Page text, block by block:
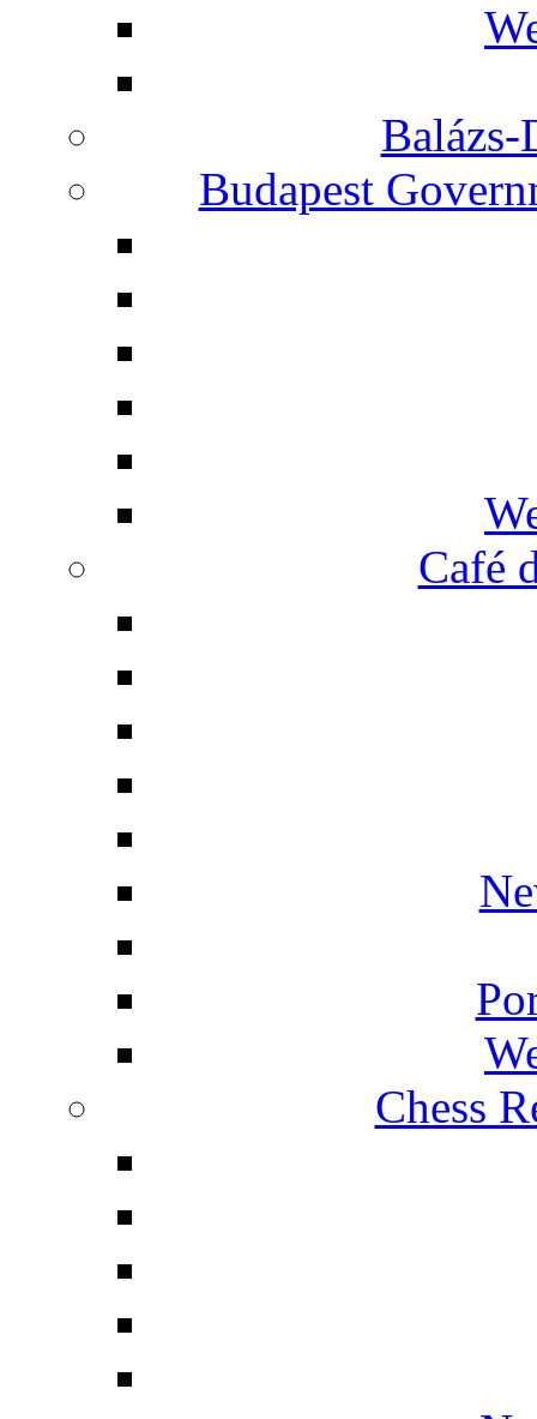
Budapest
Café
Chess